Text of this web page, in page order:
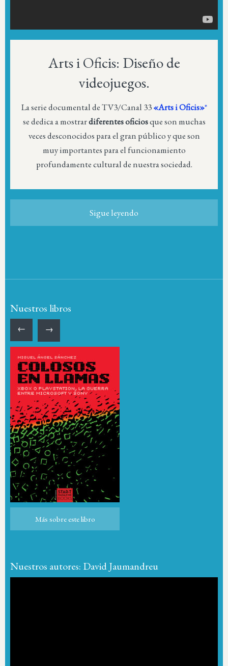
Arts i Oficis: Diseño de
videojuegos.
La serie documental de TV3/Canal 33«Arts i Oficis»*
se dedica a mostrardiferentes oficiosque son muchas
veces desconocidos para el gran público y que son
muy importantes para el funcionamiento
profundamente cultural de nuestra sociedad.
Sigue leyendo
Nuestros libros
← →
Más sobre este libro
Nuestros autores: David Jaumandreu